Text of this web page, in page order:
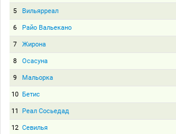
5 Вильярреал
6 Райо Вальекано
7 Жирона
8 Осасуна
9 Мальорка
10 Бетис
11 Реал Сосьедад
12 Севилья